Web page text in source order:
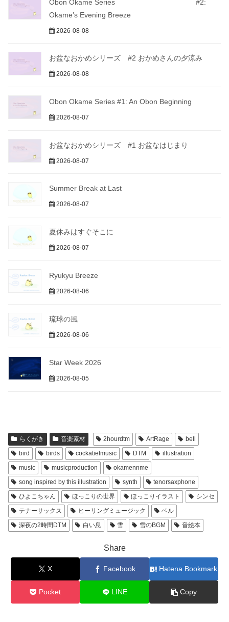
Obon Okame Series #2:
Okame’s Evening Breeze
2026-08-08
お盆なおかめシリーズ #2 おかめさんの夕涼み
2026-08-08
Obon Okame Series #1: An Obon Beginning
2026-08-07
お盆なおかめシリーズ #1 お盆なはじまり
2026-08-07
Summer Break at Last
2026-08-07
夏休みはすぐそこに
2026-08-07
Ryukyu Breeze
2026-08-06
琉球の風
2026-08-06
Star Week 2026
2026-08-05
らくがき 音楽素材 2hourdtm ArtRage
bell
bird
birds cockatielmusic DTM
illustration
music
musicproduction
okamennme
song inspired by this illustration
synth
tenorsaxphone
ひよこちゃん
ほっこりの世界 ほっこりイラスト
シンセ
テナーサックス
ヒーリングミュージック
ベル
深夜の2時間DTM
白い息 雪 雪のBGM 音絵本
Share
X Facebook Hatena Bookmark
Pocket LINE Copy